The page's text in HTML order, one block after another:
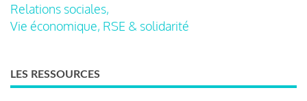
Relations sociales,
Vie économique, RSE & solidarité
LES RESSOURCES